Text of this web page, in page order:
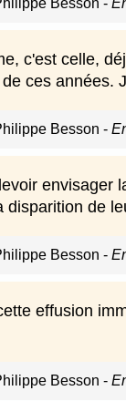
Besson -
c'est celle,
ces années.
Besson -
de
Besson -
effusion
Besson -